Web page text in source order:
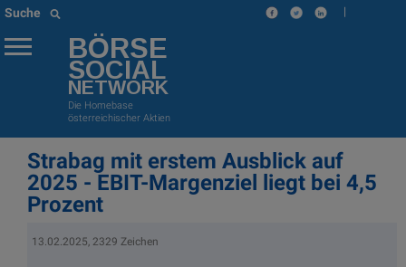
Suche |
BÖRSE
SOCIAL
NETWORK
Die Homebase
österreichischer Aktien
Strabag mit erstem Ausblick auf
2025 - EBIT-Margenziel liegt bei 4,5
Prozent
13.02.2025, 2329 Zeichen